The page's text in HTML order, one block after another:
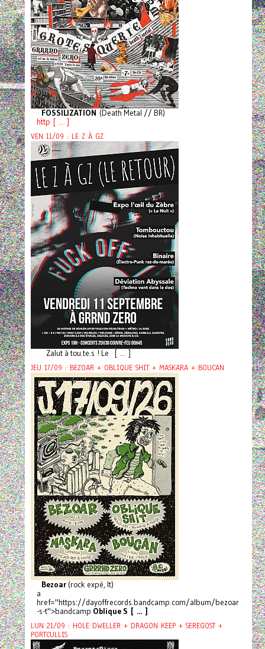
FOSSILIZATION (Death Metal // BR)
http [ ... ]
VEN 11/09 : LE Z À GZ
Zalut à tou.te.s ! Le [ ... ]
JEU 17/09 : BEZOAR + OBLIQUE SHIT + MASKARA + BOUCAN
Bezoar(rock expé, It)
a
href="https://dayoffrecords.bandcamp.com/album/bezoar
-s-t">bandcamp Oblique S [ ... ]
LUN 21/09 : HOLE DWELLER + DRAGON KEEP + SEREGOST +
PORTCULLIS